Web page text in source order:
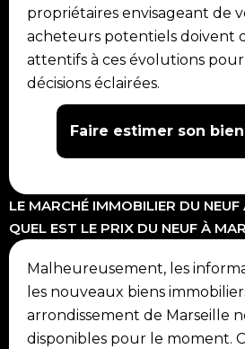
propriétaires envisageant de
acheteurs potentiels doivent
attentifs à ces évolutions
décisions éclairées.
Faire estimer son
LE MARCHÉ IMMOBILIER DU
QUEL EST LE PRIX DU NEUF À
Malheureusement, les
les nouveaux biens
arrondissement de Marseille
disponibles pour le moment.